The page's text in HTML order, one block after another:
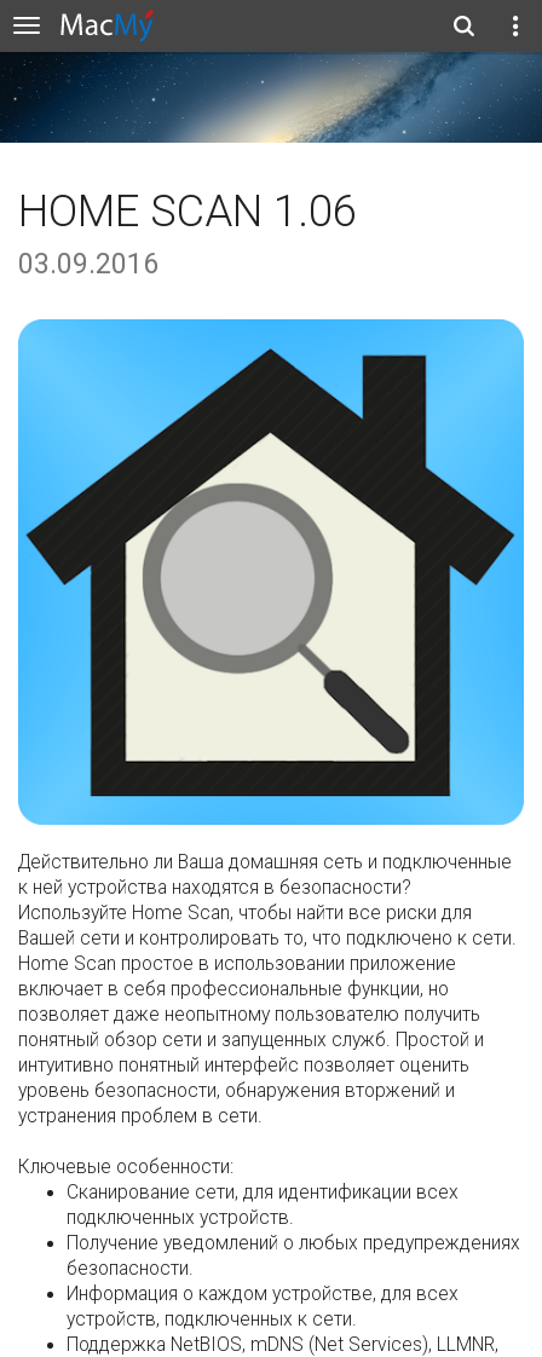
HOME SCAN 1.06
03.09.2016
Действительно ли Ваша домашняя сеть и подключенные
к ней устройства находятся в безопасности?
Используйте Home Scan, чтобы найти все риски для
Вашей сети и контролировать то, что подключено к сети.
Home Scan простое в использовании приложение
включает в себя профессиональные функции, но
позволяет даже неопытному пользователю получить
понятный обзор сети и запущенных служб. Простой и
интуитивно понятный интерфейс позволяет оценить
уровень безопасности, обнаружения вторжений и
устранения проблем в сети.
Ключевые особенности:
Сканирование сети, для идентификации всех
подключенных устройств.
Получение уведомлений о любых предупреждениях
безопасности.
Информация о каждом устройстве, для всех
устройств, подключенных к сети.
Поддержка NetBIOS, mDNS (Net Services), LLMNR,